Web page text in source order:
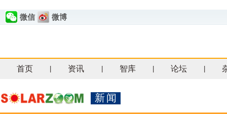
微信 微博
首页 资讯 智库 论坛
新闻